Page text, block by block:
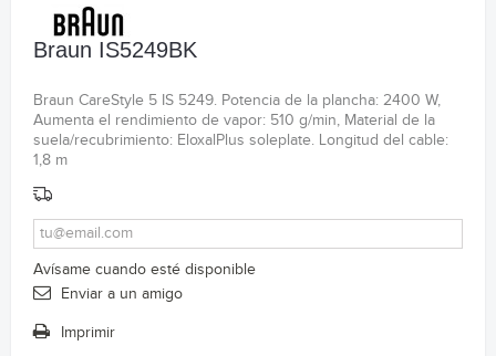
Braun IS5249BK
Braun CareStyle 5 IS 5249. Potencia de la plancha: 2400 W,
Aumenta el rendimiento de vapor: 510 g/min, Material de la
suela/recubrimiento: EloxalPlus soleplate. Longitud del cable:
1,8 m
Avísame cuando esté disponible
Enviar a un amigo
Imprimir